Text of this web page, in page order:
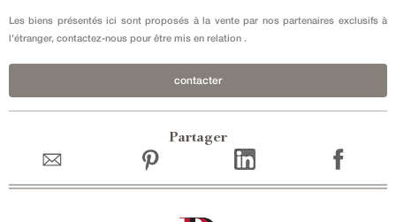
Les biens présentés ici sont proposés à la vente par nos partenaires exclusifs à
l'étranger, contactez-nous pour être mis en relation .
contacter
Partager